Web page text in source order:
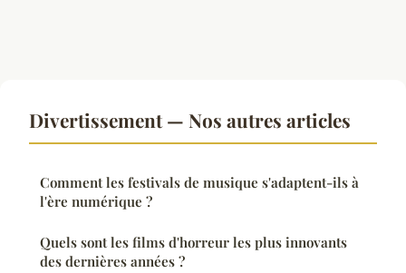
Divertissement — Nos autres articles
Comment les festivals de musique s'adaptent-ils à
l'ère numérique ?
Quels sont les films d'horreur les plus innovants
des dernières années ?